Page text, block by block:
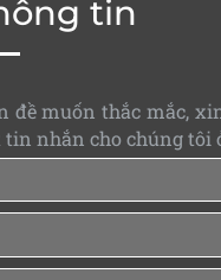
tin
đề muốn thắc mắc,
nhắn cho chúng tôi